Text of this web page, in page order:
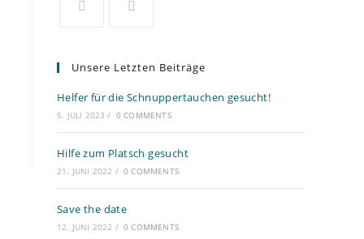
Unsere Letzten Beiträge
Helfer für die Schnuppertauchen gesucht!
5. JULI 2023 / 0 COMMENTS
Hilfe zum Platsch gesucht
21. JUNI 2022 / 0 COMMENTS
Save the date
12. JUNI 2022 / 0 COMMENTS